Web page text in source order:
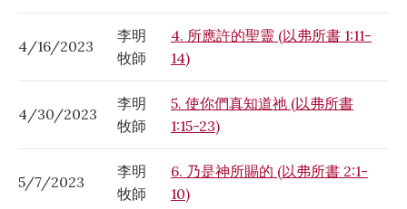
4/16/2023
李明
牧師
4. 所應許的聖靈 (以弗所書 1:11-
14)
4/30/2023
李明
牧師
5. 使你們真知道祂 (以弗所書
1:15-23)
5/7/2023
李明
牧師
6. 乃是神所賜的 (以弗所書 2:1-
10)